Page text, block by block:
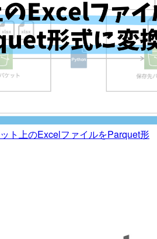
ト上のExcelファイルをParquet形